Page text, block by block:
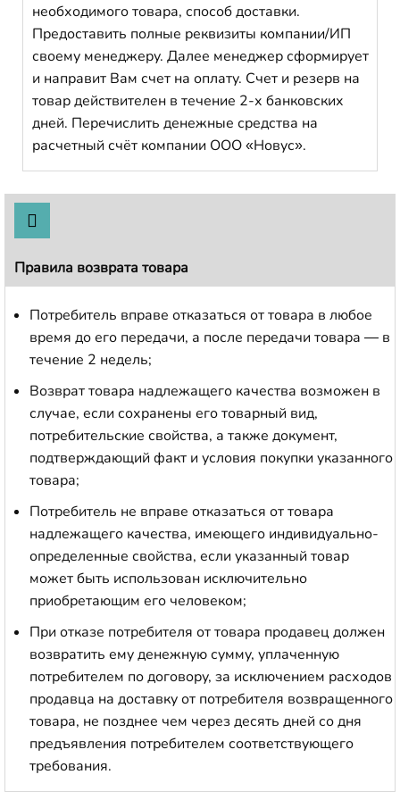
необходимого товара, способ доставки.
Предоставить полные реквизиты компании/ИП
своему менеджеру. Далее менеджер сформирует
и направит Вам счет на оплату. Счет и резерв на
товар действителен в течение 2-х банковских
дней. Перечислить денежные средства на
расчетный счёт компании ООО «Новус».
Правила возврата товара
Потребитель вправе отказаться от товара в любое
время до его передачи, а после передачи товара — в
течение 2 недель;
Возврат товара надлежащего качества возможен в
случае, если сохранены его товарный вид,
потребительские свойства, а также документ,
подтверждающий факт и условия покупки указанного
товара;
Потребитель не вправе отказаться от товара
надлежащего качества, имеющего индивидуально-
определенные свойства, если указанный товар
может быть использован исключительно
приобретающим его человеком;
При отказе потребителя от товара продавец должен
возвратить ему денежную сумму, уплаченную
потребителем по договору, за исключением расходов
продавца на доставку от потребителя возвращенного
товара, не позднее чем через десять дней со дня
предъявления потребителем соответствующего
требования.